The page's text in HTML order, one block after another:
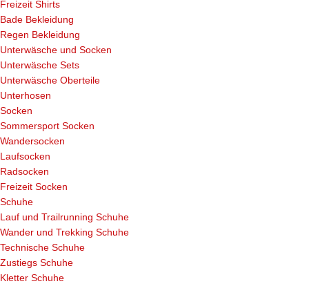
Freizeit Shirts
Bade Bekleidung
Regen Bekleidung
Unterwäsche und Socken
Unterwäsche Sets
Unterwäsche Oberteile
Unterhosen
Socken
Sommersport Socken
Wandersocken
Laufsocken
Radsocken
Freizeit Socken
Schuhe
Lauf und Trailrunning Schuhe
Wander und Trekking Schuhe
Technische Schuhe
Zustiegs Schuhe
Kletter Schuhe